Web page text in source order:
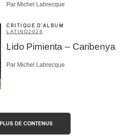
Par Michel Labrecque
CRITIQUE D'ALBUM
LATINO2026
Lido Pimienta – Caribenya
Par Michel Labrecque
PLUS DE CONTENUS